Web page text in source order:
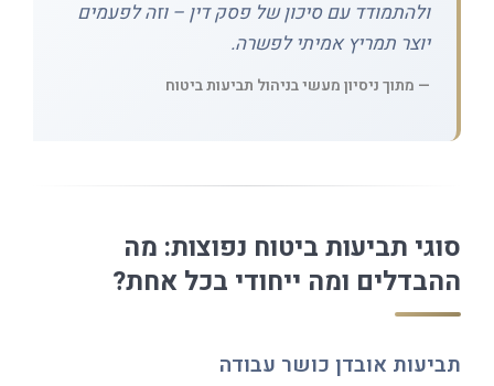
ולהתמודד עם סיכון של פסק דין – וזה לפעמים
יוצר תמריץ אמיתי לפשרה.
— מתוך ניסיון מעשי בניהול תביעות ביטוח
סוגי תביעות ביטוח נפוצות: מה
ההבדלים ומה ייחודי בכל אחת?
תביעות אובדן כושר עבודה